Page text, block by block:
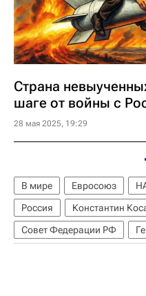
Страна
шаге от войны с
28 мая 2025, 19:29
В мире Евросоюз
Россия
Константин
Совет Федерации РФ